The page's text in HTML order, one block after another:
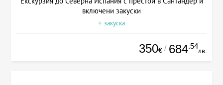
включени закуски
+ закуска
350€ / 684.54
лв.